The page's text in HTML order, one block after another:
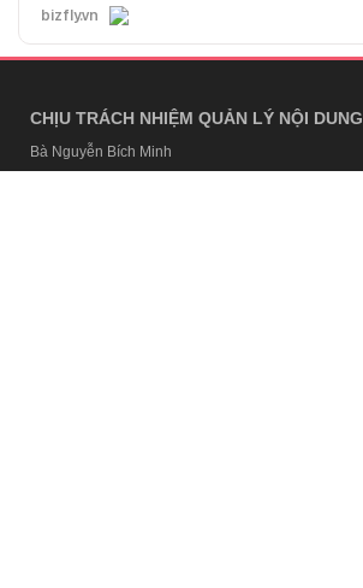
bizfly.vn
CHỊU TRÁCH NHIỆM QUẢN LÝ NỘI DUNG
Bà Nguyễn Bích Minh